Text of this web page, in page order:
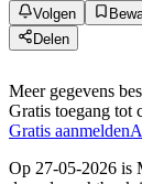
Volgen
Delen
Meer gegevens
Gratis toegang tot
Gratis aanmelden
Op 27-05-2026 is